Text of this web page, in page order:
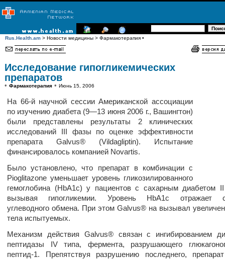
Rus.Health.am > Новости медицины > Фармакотерапия •
Исследование гипогликемических
препаратов
• Фармакотерапия • Июнь 15, 2006
На 66-й научной сессии Американской ассоциации
по изучению диабета (9—13 июня 2006 г., Вашингтон)
были представлены результаты 2 клинических
исследований III фазы по оценке эффективности
препарата Galvus® (Vildagliptin). Испытание
финансировалось компанией Novartis.
Было установлено, что препарат в комбинации с
Pioglitazone уменьшает уровень гликозилированного
гемоглобина (HbA1с) у пациентов с сахарным диабетом
вызывая гипогликемии. Уровень HbA1с отражает
углеводного обмена. При этом Galvus® на вызывал
тела испытуемых.
Механизм действия Galvus® связан с ингибированием
пептидазы IV типа, фермента, разрушающего
пептид-1. Препятствуя разрушению последнего,